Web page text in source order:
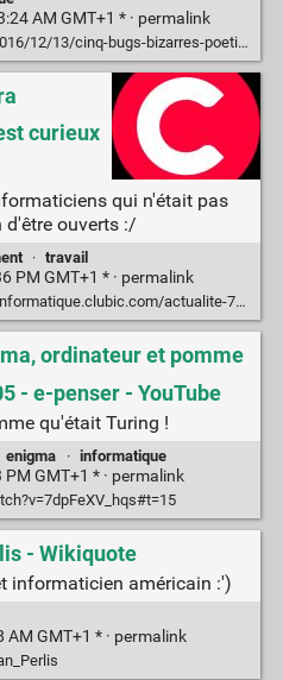
AM GMT+1 * · permalink
cinq-bugs-bizarres-poetiques-265888
curieux
qui n'était pas
d'être ouverts :/
· travail
PM GMT+1 * · permalink
actualite-753653-developpeur-avenir-ouvert.html
ordinateur et pomme
- e-penser - YouTube
qu'était Turing !
enigma · informatique
GMT+1 * · permalink
- Wikiquote
informaticien américain :')
GMT+1 * · permalink